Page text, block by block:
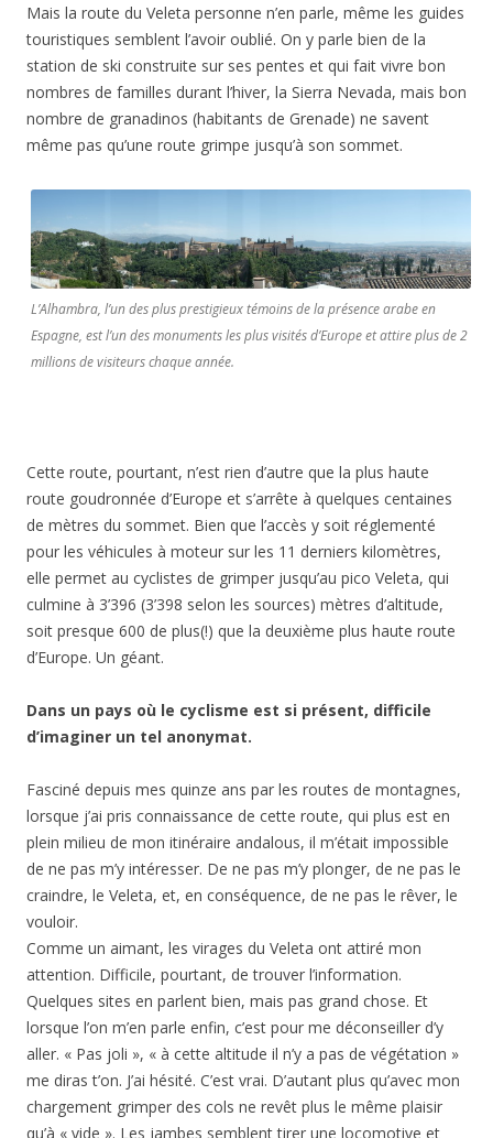
Mais la route du Veleta personne n’en parle, même les guides
touristiques semblent l’avoir oublié. On y parle bien de la
station de ski construite sur ses pentes et qui fait vivre bon
nombres de familles durant l’hiver, la Sierra Nevada, mais bon
nombre de granadinos (habitants de Grenade) ne savent
même pas qu’une route grimpe jusqu’à son sommet.
L’Alhambra, l’un des plus prestigieux témoins de la présence arabe en
Espagne, est l’un des monuments les plus visités d’Europe et attire plus de 2
millions de visiteurs chaque année.
Cette route, pourtant, n’est rien d’autre que la plus haute
route goudronnée d’Europe et s’arrête à quelques centaines
de mètres du sommet. Bien que l’accès y soit réglementé
pour les véhicules à moteur sur les 11 derniers kilomètres,
elle permet au cyclistes de grimper jusqu’au pico Veleta, qui
culmine à 3’396 (3’398 selon les sources) mètres d’altitude,
soit presque 600 de plus(!) que la deuxième plus haute route
d’Europe. Un géant.
Dans un pays où le cyclisme est si présent, difficile
d’imaginer un tel anonymat.
Fasciné depuis mes quinze ans par les routes de montagnes,
lorsque j’ai pris connaissance de cette route, qui plus est en
plein milieu de mon itinéraire andalous, il m’était impossible
de ne pas m’y intéresser. De ne pas m’y plonger, de ne pas le
craindre, le Veleta, et, en conséquence, de ne pas le rêver, le
vouloir.
Comme un aimant, les virages du Veleta ont attiré mon
attention. Difficile, pourtant, de trouver l’information.
Quelques sites en parlent bien, mais pas grand chose. Et
lorsque l’on m’en parle enfin, c’est pour me déconseiller d’y
aller. « Pas joli », « à cette altitude il n’y a pas de végétation »
me diras t’on. J’ai hésité. C’est vrai. D’autant plus qu’avec mon
chargement grimper des cols ne revêt plus le même plaisir
qu’à « vide ». Les jambes semblent tirer une locomotive et